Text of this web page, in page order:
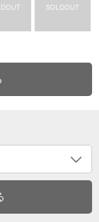
SOLDOUT